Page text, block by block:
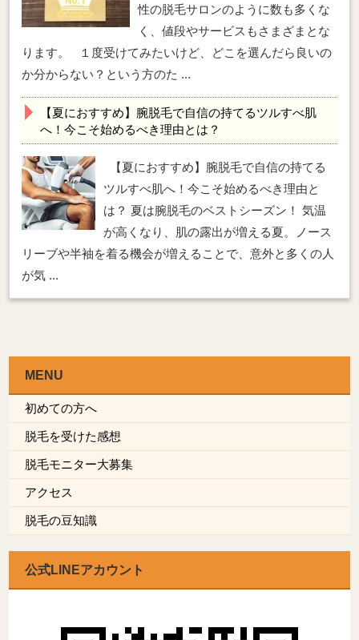
性の脱毛サロンのように数も多くな
く、値段やサービスもさまざまとな
ります。 １度受けてみたいけど、どこを選んだら良いの
か分からない？という方のた ...
【夏におすすめ】腕脱毛で自信の持てるツルすべ肌
へ！今こそ始めるべき理由とは？
【夏におすすめ】腕脱毛で自信の持てる
ツルすべ肌へ！今こそ始めるべき理由と
は？ 夏は腕脱毛のベストシーズン！ 気温
が高くなり、肌の露出が増える夏。ノース
リーブや半袖を着る機会が増えることで、意外と多くの人
が気 ...
MENU
初めての方へ
脱毛を受けた感想
脱毛モニター大募集
アクセス
脱毛の豆知識
公式LINEアカウント